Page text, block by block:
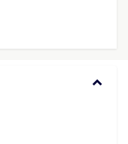
keyboard_arrow_down